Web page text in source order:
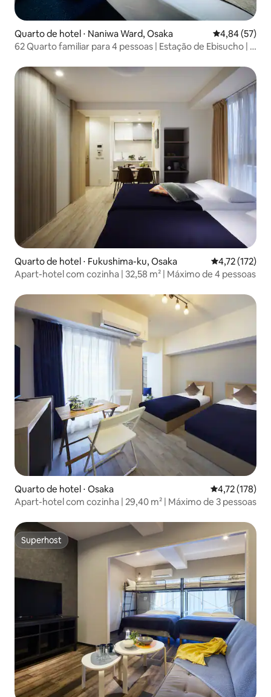
Quarto de hotel ⋅ Naniwa Ward, Osaka 4,84 de uma
4,84 (57)
62 Quarto familiar para 4 pessoas | Estação de Ebisucho | 1
Dotonbori · Direto para Shinsaibashi
Quarto de hotel ⋅ Fukushima-ku, Osaka 4,72 de uma
4,72 (172)
Apart-hotel com cozinha | 32,58 m² | Máximo de 4 pessoas
Quarto de hotel ⋅ Osaka 4,72 de uma
4,72 (178)
Apart-hotel com cozinha | 29,40 m² | Máximo de 3 pessoas
Superhost
Superhost